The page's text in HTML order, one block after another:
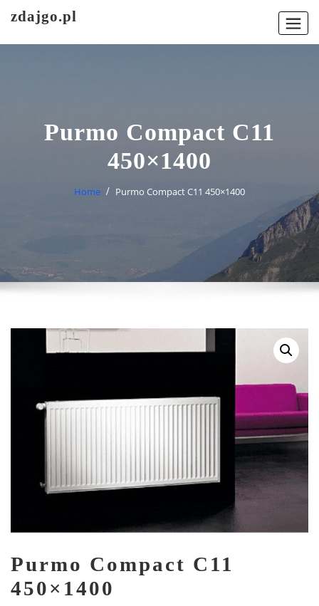
zdajgo.pl
Purmo Compact C11
450×1400
Home Purmo Compact C11 450×1400
Purmo Compact C11
450×1400